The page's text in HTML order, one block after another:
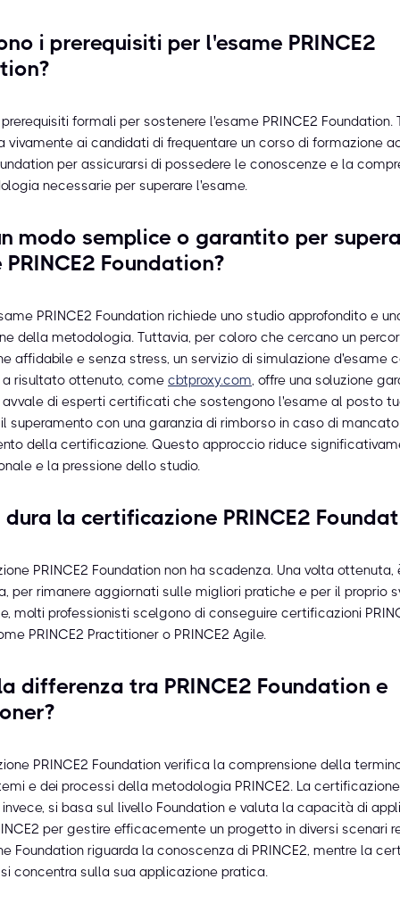
i prerequisiti per l'esame PRINCE2
formali per sostenere l'esame PRINCE2 Foundation.
vivamente ai candidati di frequentare un corso di formazione
per assicurarsi di possedere le conoscenze e la
necessarie per superare l'esame.
modo semplice o garantito per
Foundation?
PRINCE2 Foundation richiede uno studio approfondito e
della metodologia. Tuttavia, per coloro che cercano un
affidabile e senza stress, un servizio di simulazione d'esame
risultato ottenuto, come cbtproxy.com, offre una soluzione
avvale di esperti certificati che sostengono l'esame al posto
superamento con una garanzia di rimborso in caso di mancato
della certificazione. Questo approccio riduce
e la pressione dello studio.
la certificazione PRINCE2
PRINCE2 Foundation non ha scadenza. Una volta ottenuta,
per rimanere aggiornati sulle migliori pratiche e per il proprio
molti professionisti scelgono di conseguire certificazioni
PRINCE2 Practitioner o PRINCE2 Agile.
differenza tra PRINCE2 Foundation e
PRINCE2 Foundation verifica la comprensione della
e dei processi della metodologia PRINCE2. La certificazione
si basa sul livello Foundation e valuta la capacità di
per gestire efficacemente un progetto in diversi scenari
Foundation riguarda la conoscenza di PRINCE2, mentre la
concentra sulla sua applicazione pratica.